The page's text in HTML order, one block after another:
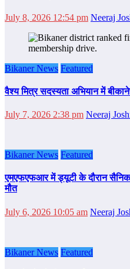
July 8, 2026 12:54 pm Neeraj
Bikaner News Featured
वैश्य मित्र सदस्यता अभियान में
July 7, 2026 2:38 pm Neeraj
Bikaner News Featured
एमएफएफआर में ड्यूटी के दौरान सैनिक
मौत
July 6, 2026 10:05 am Neeraj
Bikaner News Featured